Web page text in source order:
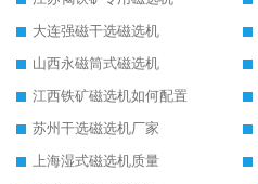
大连强磁干选磁选机
山西永磁筒式磁选机
江西铁矿磁选机如何配置
苏州干选磁选机厂家
上海湿式磁选机质量